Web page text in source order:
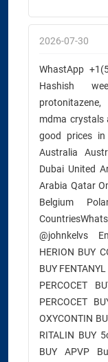
2026-07-30
WhastApp
Hashish
mdma crystals
good prices in
Australia
Dubai United
Arabia Qatar
Belgium
@johnkelvs
HERION BUY
BUY
PERCOCET
PERCOCET
OXYCONTIN
RITALIN BUY
BUY APVP